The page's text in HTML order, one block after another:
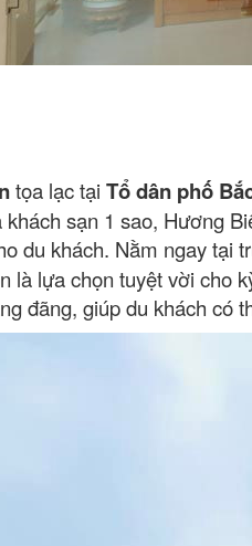
tọa lạc tại Tổ dân phố
sạn 1 sao, Hương
du khách. Nằm ngay tại
là lựa chọn tuyệt vời cho
đãng, giúp du khách có